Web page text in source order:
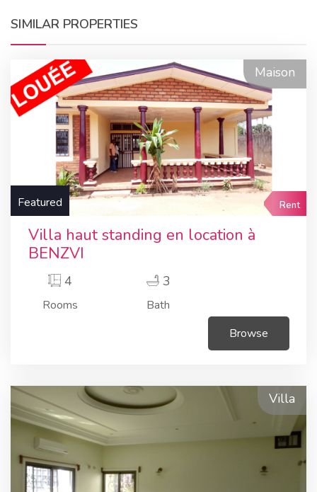
SIMILAR PROPERTIES
Maison
Featured Rent
Villa haut standing en location à
BENZVI
4
Rooms
3
Bath
Browse
Villa